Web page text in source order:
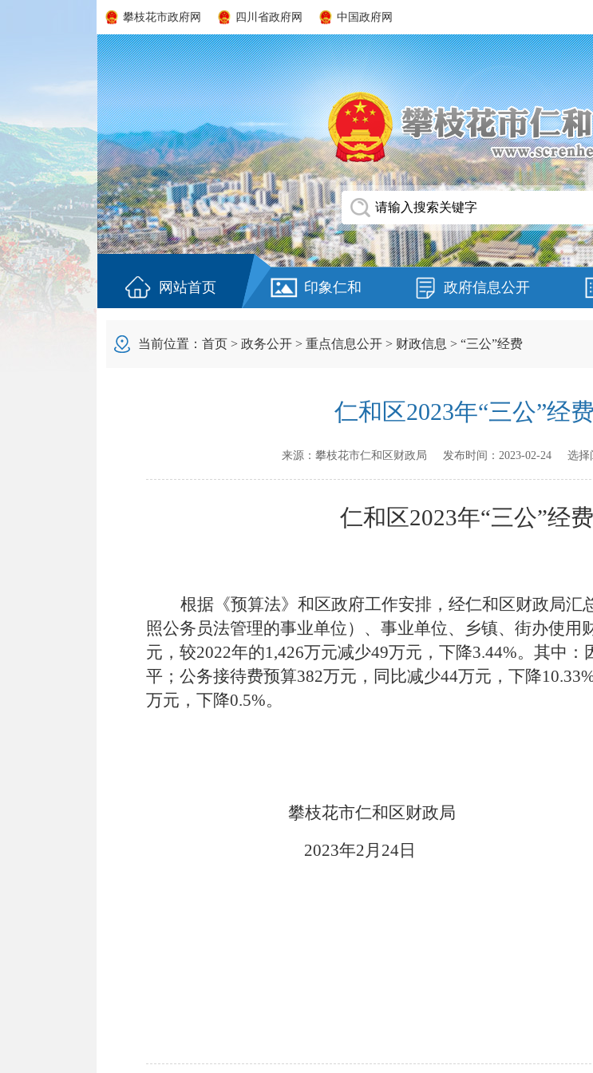
攀枝花市政府网 四川省政府网 中国政府网
网站首页 印象仁和 政府信息公开
当前位置： 首页 > 政务公开 > 重点信息公开 > 财政信息 > “三公”经费
仁和区2023年“三公”经
来源： 攀枝花市仁和区财政局 发布时间： 2023-02-24选择
仁和区2023年“三公”经
根据《预算法》和区政府工作安排，经仁和区财政局汇
照公务员法管理的事业单位）、事业单位、乡镇、街办使用
元，较2022年的1,426万元减少49万元，下降3.44%。其中
平；公务接待费预算382万元，同比减少44万元，下降
万元，下降0.5%。
攀枝花市仁和区财政局
2023年2月24日